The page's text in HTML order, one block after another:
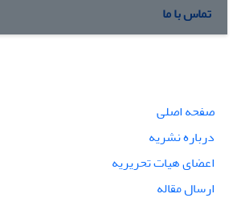
تماس با ما
صفحه اصلی
درباره نشریه
اعضای هیات تحریریه
ارسال مقاله